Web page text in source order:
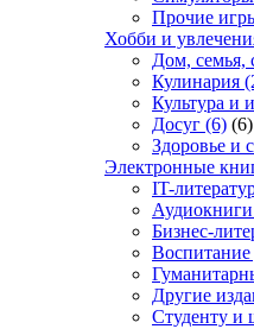
Прочие
Хобби и
Дом, семья,
Кулинария
Культура и
Досуг (6) (6)
Здоровье и
Электронные
IT-
Аудиокниги
Бизнес-
Воспитание
Другие
Студенту и